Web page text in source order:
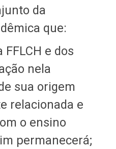
da
que:
e dos
nela
sua origem
relacionada e
o ensino
permanecerá;